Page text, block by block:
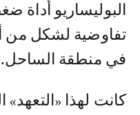
البوليساريو أداة
تفاوضية لشكل من
في منطقة الساحل.
كانت لهذا «التعهد»